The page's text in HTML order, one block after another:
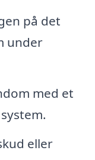
på det
under
med et
eller